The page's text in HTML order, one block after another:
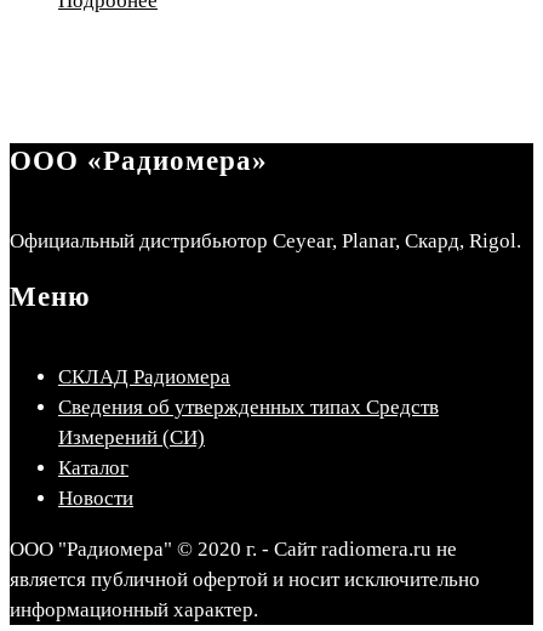
ООО «Радиомера»
Официальный дистрибьютор Ceyear, Planar, Скард, Rigol.
Меню
СКЛАД Радиомера
Сведения об утвержденных типах Средств
Измерений (СИ)
Каталог
Новости
ООО "Радиомера" © 2020 г. - Сайт radiomera.ru не
является публичной офертой и носит исключительно
информационный характер.